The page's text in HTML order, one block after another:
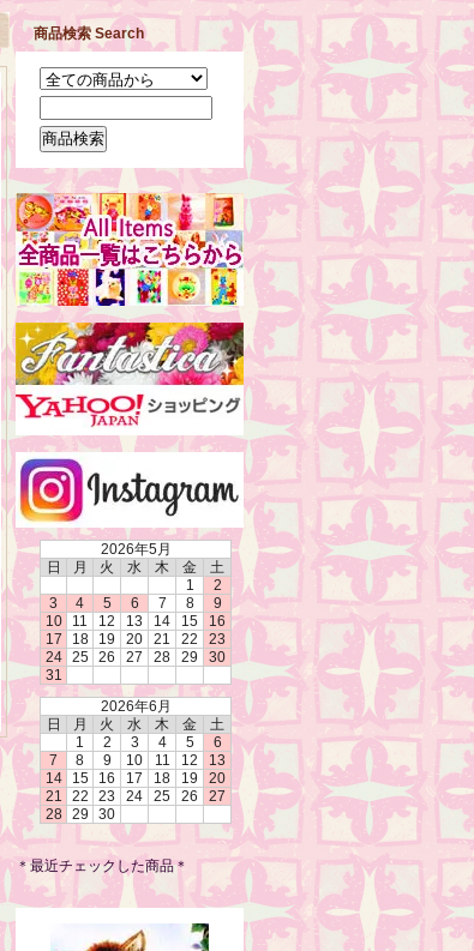
商品検索 Search
2026年5月
日
月 火 水 木 金
土
1
2
3
4 5 6 7 8
9
10
11 12 13 14 15
16
17
18 19 20 21 22
23
24
25 26 27 28 29
30
31
2026年6月
日
月 火 水 木 金
土
1
2 3 4 5
6
7
8 9 10 11 12
13
14
15 16 17 18 19
20
21
22 23 24 25 26
27
28
29 30
＊最近チェックした商品＊